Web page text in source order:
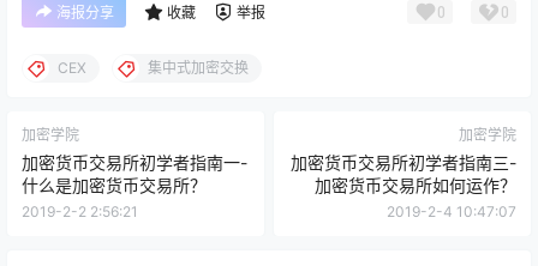
海报分享 收藏 举报 0 0
CEX 集中式加密交换
加密学院
加密货币交易所初学者指南一-
什么是加密货币交易所？
2019-2-2 2:56:21
加密学院
加密货币交易所初学者指南三-
加密货币交易所如何运作？
2019-2-4 10:47:07